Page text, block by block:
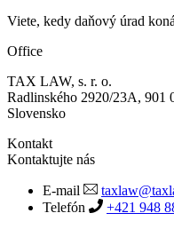
Viete, kedy daňový úrad
Office
TAX LAW, s. r. o.
Radlinského 2920/23A, 901
Slovensko
Kontakt
Kontaktujte nás
E-mail
Telefón
+421 948